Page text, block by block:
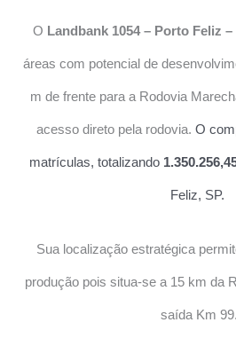
O Landbank 1054 – Porto Feliz –
áreas com potencial de
m de frente para a Rodovia
acesso direto pela rodovia. O
matrículas, totalizando
Feliz, SP.
Sua localização estratégica
produção pois situa-se a 15 km da
saída Km 99.